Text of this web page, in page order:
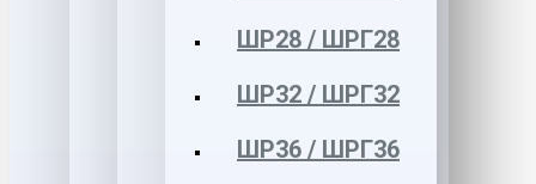
ШР28 / ШРГ28
ШР32 / ШРГ32
ШР36 / ШРГ36